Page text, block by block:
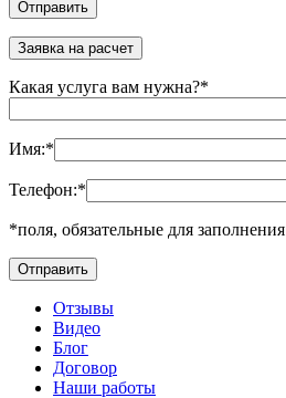
Заявка на расчет
Какая услуга вам нужна?*
Имя:*
Телефон:*
*поля, обязательные для заполнения
Отзывы
Видео
Блог
Договор
Наши работы